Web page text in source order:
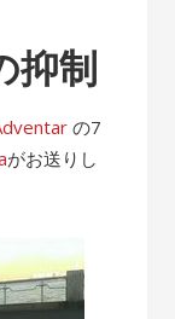
抑制
の7
がお送りし